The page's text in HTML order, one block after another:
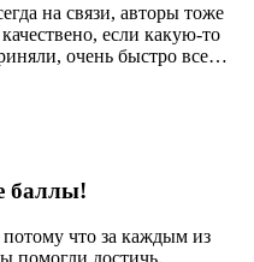
на связи, авторы тоже
если какую-то
очень быстро все
что такое возможно, но
баллы!
что за каждым из